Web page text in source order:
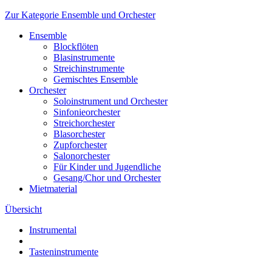
Zur Kategorie Ensemble und Orchester
Ensemble
Blockflöten
Blasinstrumente
Streichinstrumente
Gemischtes Ensemble
Orchester
Soloinstrument und Orchester
Sinfonieorchester
Streichorchester
Blasorchester
Zupforchester
Salonorchester
Für Kinder und Jugendliche
Gesang/Chor und Orchester
Mietmaterial
Übersicht
Instrumental
Tasteninstrumente